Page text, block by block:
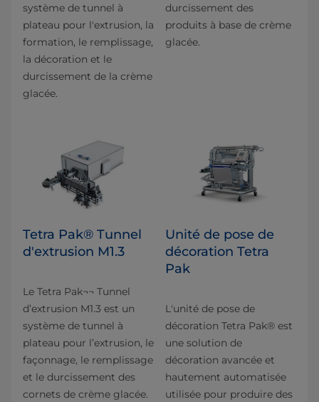
système de tunnel à
plateau pour l'extrusion, la
formation, le remplissage,
la décoration et le
durcissement de la crème
glacée.
durcissement des
produits à base de crème
glacée.
Tetra Pak® Tunnel
d'extrusion M1.3
Le Tetra Pak¬¬ Tunnel
d’extrusion M1.3 est un
système de tunnel à
plateau pour l’extrusion, le
façonnage, le remplissage
et le durcissement des
cornets de crème glacée.
Unité de pose de
décoration Tetra
Pak
L'unité de pose de
décoration Tetra Pak® est
une solution de
décoration avancée et
hautement automatisée
utilisée pour produire des